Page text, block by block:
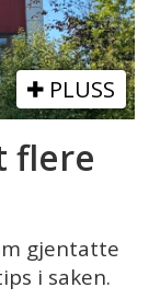
PLUSS
flere
gjentatte
i saken.